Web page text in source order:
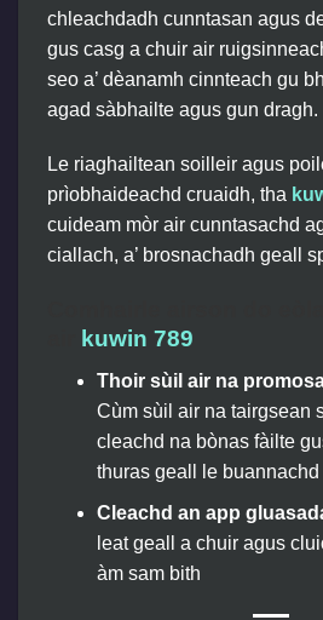
chleachdadh cunntasan agus
gus casg a chuir air
seo a’ dèanamh cinnteach gu
agad sàbhailte agus gun dragh.
Le riaghailtean soilleir agus
prìobhaideachd cruaidh, tha
cuideam mòr air cunntasachd
ciallach, a’ brosnachadh geall
kuwin 789
Thoir sùil air na
Cùm sùil air na tairgsean
cleachd na bònas fàilte
thuras geall le buannachd
Cleachd an app
leat geall a chuir agus
àm sam bith